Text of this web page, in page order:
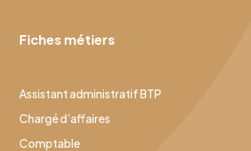
Fiches métiers
Assistant administratif BTP
Chargé d’affaires
Comptable